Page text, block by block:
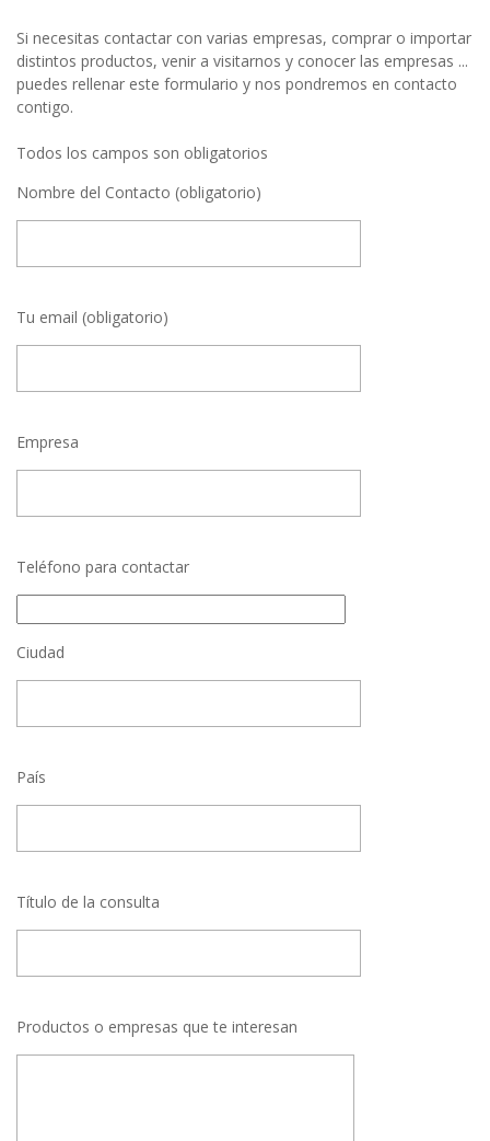
Si necesitas contactar con varias empresas, comprar o importar
distintos productos, venir a visitarnos y conocer las empresas ...
puedes rellenar este formulario y nos pondremos en contacto
contigo.
Todos los campos son obligatorios
Nombre del Contacto (obligatorio)
Tu email (obligatorio)
Empresa
Teléfono para contactar
Ciudad
País
Título de la consulta
Productos o empresas que te interesan